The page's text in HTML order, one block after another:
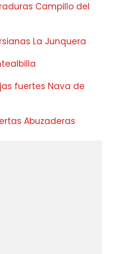
Campillo del
La Junquera
fuertes Nava de
Abuzaderas